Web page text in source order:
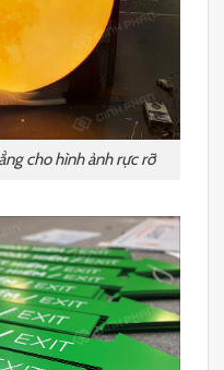
cho hình ảnh rực rỡ